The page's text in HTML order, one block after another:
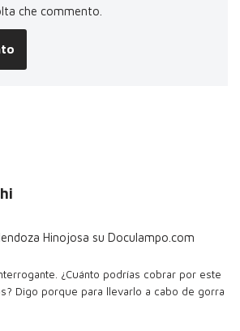
che commento.
Hinojosa su Doculampo.com
¿Cuánto podrías cobrar por este
Digo porque para llevarlo a cabo de gorra